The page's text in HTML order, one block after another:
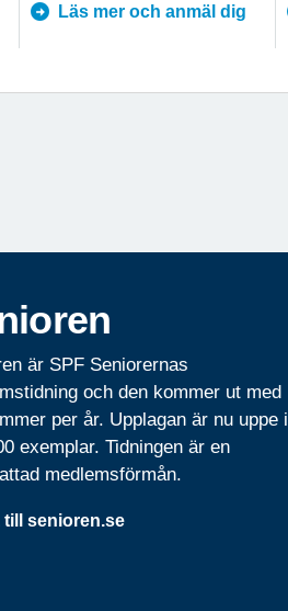
Läs mer och anmäl dig
är SPF Seniorernas
och den kommer ut med
per år. Upplagan är nu uppe i
exemplar. Tidningen är en
medlemsförmån.
till senioren.se